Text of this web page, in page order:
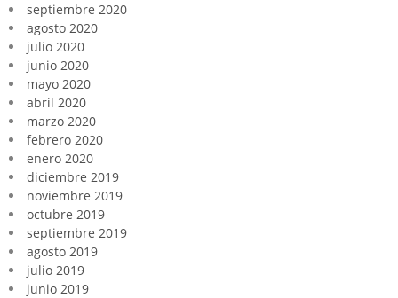
septiembre 2020
agosto 2020
julio 2020
junio 2020
mayo 2020
abril 2020
marzo 2020
febrero 2020
enero 2020
diciembre 2019
noviembre 2019
octubre 2019
septiembre 2019
agosto 2019
julio 2019
junio 2019